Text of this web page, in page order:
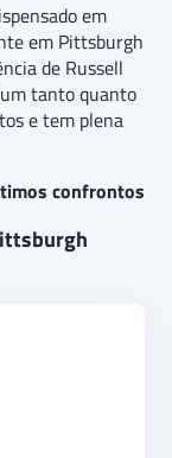
em
em Pittsburgh
de Russell
tanto quanto
e tem plena
confrontos